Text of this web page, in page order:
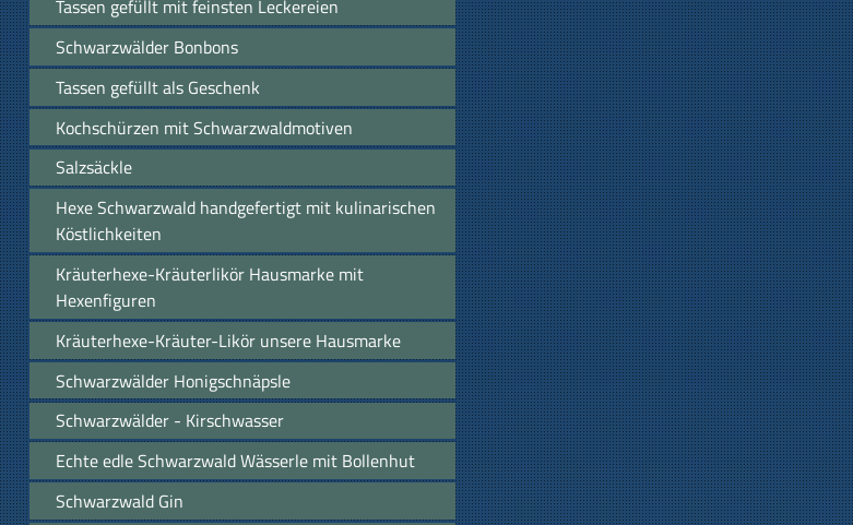
Tassen gefüllt mit feinsten Leckereien
Schwarzwälder Bonbons
Tassen gefüllt als Geschenk
Kochschürzen mit Schwarzwaldmotiven
Salzsäckle
Hexe Schwarzwald handgefertigt mit kulinarischen
Köstlichkeiten
Kräuterhexe-Kräuterlikör Hausmarke mit
Hexenfiguren
Kräuterhexe-Kräuter-Likör unsere Hausmarke
Schwarzwälder Honigschnäpsle
Schwarzwälder - Kirschwasser
Echte edle Schwarzwald Wässerle mit Bollenhut
Schwarzwald Gin